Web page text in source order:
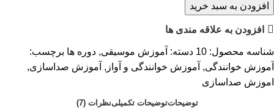
افزودن به سبد خرید
افزودن به علاقه مندی ها
شناسه محصول: 10 دسته: آموزش موسیقی, دوره ها برچسب:
آموزش خوانندگی, آموزش خوانندگی و آواز , آموزش صداسازی,
اموزش صداسازی
توضیحاتتوضیحات تکمیلینظرات (7)